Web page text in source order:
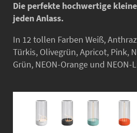
Die perfekte hochwertige
jeden Anlass.
In 12 tollen Farben Weiß,
Türkis, Olivegrün, Apricot, Pink,
Grün, NEON-Orange und